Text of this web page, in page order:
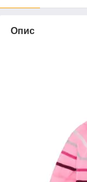
Опис